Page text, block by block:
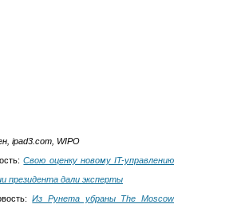
ipad3.com, WIPO
Свою оценку новому IT-управлению
президента дали эксперты
Из Рунета убраны The Moscow